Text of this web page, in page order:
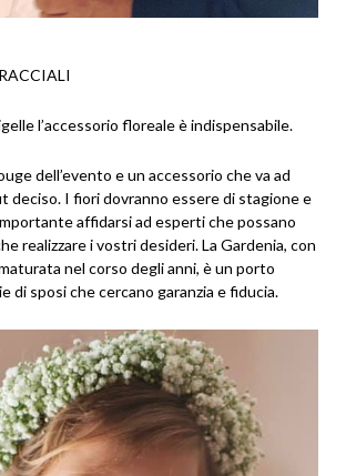
l’accessorio floreale è indispensabile.
dell’evento e un accessorio che va ad
deciso. I fiori dovranno essere di stagione e
affidarsi ad esperti che possano
realizzare i vostri desideri. La Gardenia, con
nel corso degli anni, è un porto
di sposi che cercano garanzia e fiducia.